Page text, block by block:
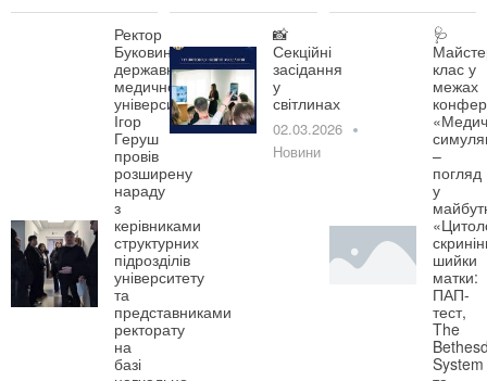
Ректор
Буковинського
державного
медичного
університету
Ігор
Геруш
провів
розширену
нараду
з
керівниками
структурних
підрозділів
університету
та
представниками
ректорату
на
базі
📸
Секційні
засідання
у
світлинах
02.03.2026
Новини
🩺
клас у
межах
–
погляд
у
шийки
матки:
ПАП-
тест,
The
System